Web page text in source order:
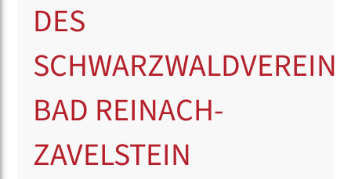
DES
SCHWARZWALDVEREIN
BAD REINACH-
ZAVELSTEIN